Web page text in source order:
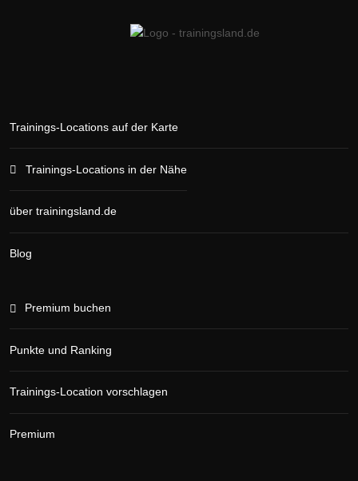
Trainings-Locations auf der Karte
Trainings-Locations in der Nähe
über trainingsland.de
Blog
Premium buchen
Punkte und Ranking
Trainings-Location vorschlagen
Premium